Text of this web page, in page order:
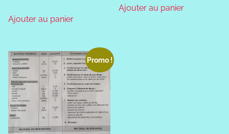
Ajouter au panier
Ajouter au panier
Promo !